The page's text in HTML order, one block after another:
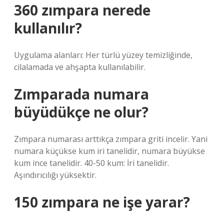
360 zımpara nerede
kullanılır?
Uygulama alanları: Her türlü yüzey temizliğinde,
cilalamada ve ahşapta kullanılabilir.
Zımparada numara
büyüdükçe ne olur?
Zımpara numarası arttıkça zımpara griti incelir. Yani
numara küçükse kum iri tanelidir, numara büyükse
kum ince tanelidir. 40-50 kum: İri tanelidir.
Aşındırıcılığı yüksektir.
150 zımpara ne işe yarar?